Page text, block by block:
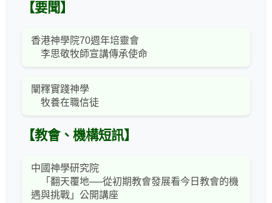
【要聞】
香港神學院70週年培靈會
李思敬牧師宣講傳承使命
闡釋實踐神學
牧養在職信徒
【教會、機構短訊】
中國神學研究院
「翻天覆地──從初期教會發展看今日教會的機
遇與挑戰」公開講座